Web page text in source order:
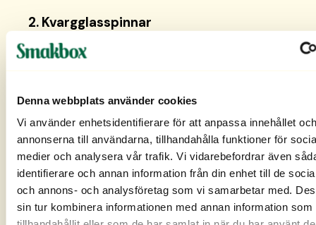
Denna webbplats använder cookies
Vi använder enhetsidentifierare för att anpassa innehållet och
annonserna till användarna, tillhandahålla funktioner för
medier och analysera vår trafik. Vi vidarebefordrar även
identifierare och annan information från din enhet till de
och annons- och analysföretag som vi samarbetar med.
sin tur kombinera informationen med annan information som
2. Kvargglasspinnar
Mixa kvarg med bär eller frukt, häll i glassformar
under varma dagar.
3. Chiapudding med kvarg
Blanda kvarg med chiafrön och lite mjölk. Låt stå i
några timmar och toppa med bär, nötter eller
kokosflakes. Ett enkelt och mättande mellanmål
som du kan förbereda i förväg.